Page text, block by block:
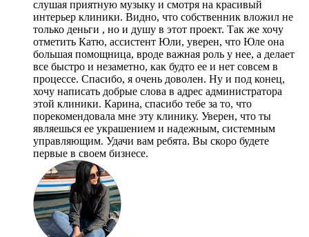
слушая приятную музыку и смотря на красивый
интерьер клиники. Видно, что собственник вложил не
только деньги , но и душу в этот проект. Так же хочу
отметить Катю, ассистент Юли, уверен, что Юле она
большая помощница, вроде важная роль у нее, а делает
все быстро и незаметно, как будто ее и нет совсем в
процессе. Спасибо, я очень доволен. Ну и под конец,
хочу написать добрые слова в адрес администратора
этой клиники. Карина, спасибо тебе за то, что
порекомендовала мне эту клинику. Уверен, что ты
являешься ее украшением и надежным, системным
управляющим. Удачи вам ребята. Вы скоро будете
первые в своем бизнесе.